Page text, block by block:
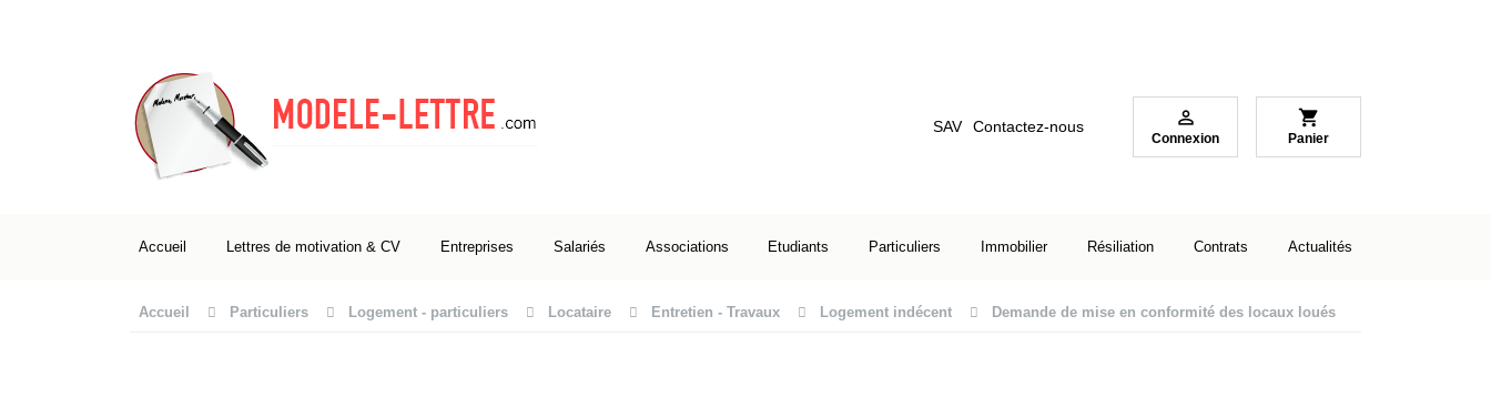
SAV Contactez-nous 
Connexion
shopping_cart
Panier
Accueil Lettres de motivation & CV Entreprises Salariés Associations Etudiants Particuliers Immobilier Résiliation Contrats Actualités
Accueil Particuliers Logement - particuliers Locataire Entretien - Travaux Logement indécent Demande de mise en conformité des locaux loués